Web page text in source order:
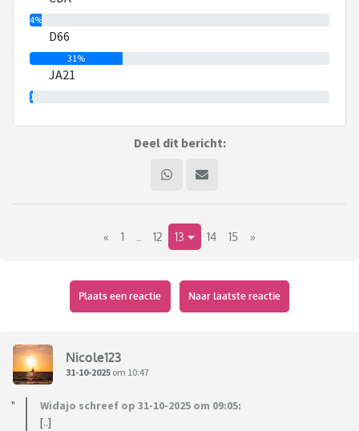
4%
D66
31%
JA21
1%
Deel dit bericht:
« 1 12 13 14 15 »
Plaats een reactie Naar laatste reactie
Nicole123
31-10-2025 om 10:47
Widajo schreef op 31-10-2025 om 09:05:
[..]